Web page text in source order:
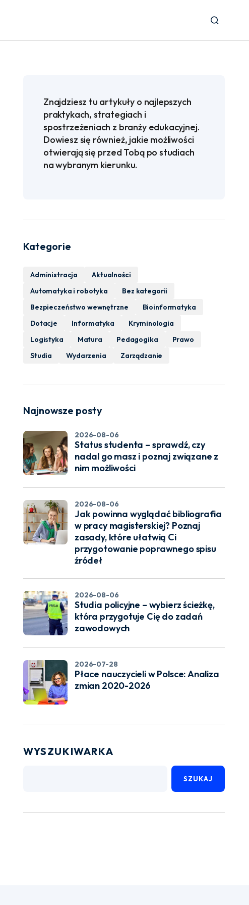
Znajdziesz tu artykuły o najlepszych
praktykach, strategiach i
spostrzeżeniach z branży edukacyjnej.
Dowiesz się również, jakie możliwości
otwierają się przed Tobą po studiach
na wybranym kierunku.
Kategorie
Administracja
Aktualności
Automatyka i robotyka
Bez kategorii
Bezpieczeństwo wewnętrzne
Bioinformatyka
Dotacje
Informatyka
Kryminologia
Logistyka
Matura Pedagogika
Prawo
Studia
Wydarzenia Zarządzanie
Najnowsze posty
Status studenta – sprawdź, czy
nadal go masz i poznaj związane z
nim możliwości
2026-08-06
Jak powinna wyglądać bibliografia
w pracy magisterskiej? Poznaj
zasady, które ułatwią Ci
przygotowanie poprawnego spisu
źródeł
2026-08-06
Studia policyjne – wybierz ścieżkę,
która przygotuje Cię do zadań
zawodowych
2026-08-06
Płace nauczycieli w Polsce: Analiza
zmian 2020-2026
2026-07-28
WYSZUKIWARKA
SZUKAJ